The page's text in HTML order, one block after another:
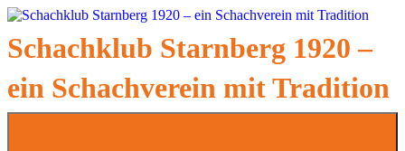
Zum
springen
Schachklub Starnberg 1920 –
ein Schachverein mit Tradition